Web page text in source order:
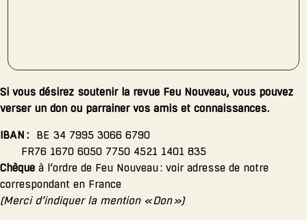
Si vous désirez soutenir la revue Feu Nouveau, vous pouvez
verser un don ou parrainer vos amis et connaissances.
IBAN : BE 34 7995 3066 6790
FR76 1670 6050 7750 4521 1401 835
Chèque à l’ordre de Feu Nouveau : voir adresse de notre
correspondant en France
(Merci d’indiquer la mention « Don »)